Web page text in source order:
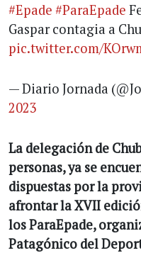
#Epade #ParaEpade
Gaspar contagia a
pic.twitter.com/
— Diario Jornada
2023
La delegación de
personas, ya se
dispuestas por la
afrontar la XVII
los ParaEpade,
Patagónico del